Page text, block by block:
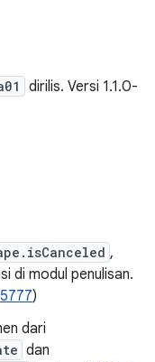
dirilis. Versi 1.1.0-
,
di modul penulisan.
)
dari
dan